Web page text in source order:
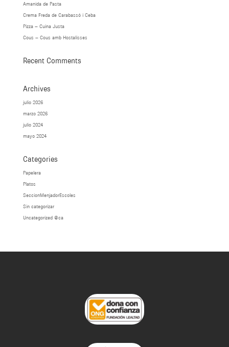
Amanida de Pasta
Crema Freda de Carabassó i Ceba
Pizza – Cuina Justa
Cous – Cous amb Hostalisses
Recent Comments
Archives
julio 2026
marzo 2026
julio 2024
mayo 2024
Categories
Papelera
Platos
SeccionMenjadorEscoles
Sin categorizar
Uncategorized @ca